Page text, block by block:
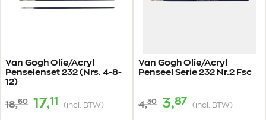
Van Gogh Olie/Acryl
Penselenset 232 (Nrs. 4-8-
12)
18,60 17,11 (incl. BTW)
Van Gogh Olie/Acryl
Penseel Serie 232 Nr.2 Fsc
4,30 3,87 (incl. BTW)